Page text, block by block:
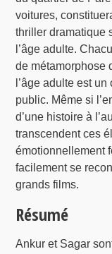
voitures,
thriller dramatique
l’âge adulte.
de métamorphose
l’âge adulte est
public. Même si
d’une histoire à
transcendent ces
émotionnellement
facilement se
grands films.
Résumé
Ankur et Sagar